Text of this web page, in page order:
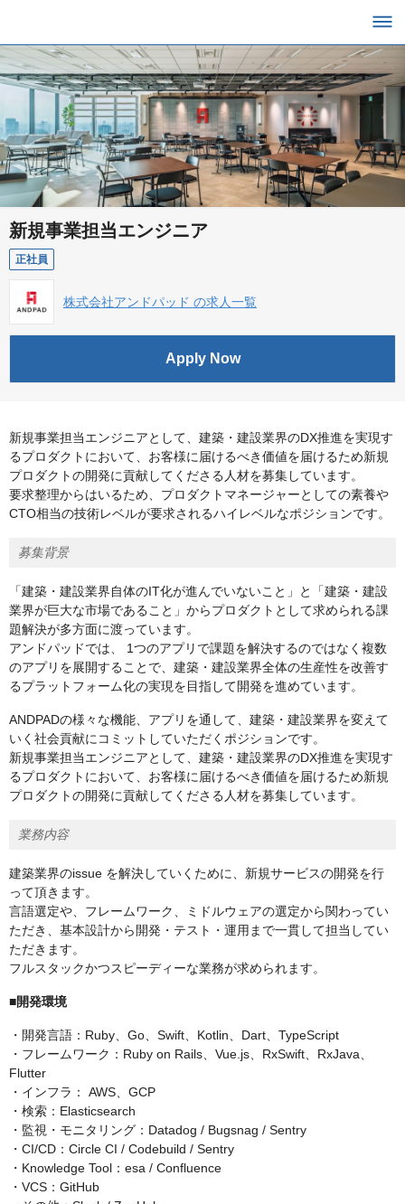
新規事業担当エンジニア
正社員
株式会社アンドパッド の求人一覧
Apply Now
新規事業担当エンジニアとして、建築・建設業界のDX推進を実現す
るプロダクトにおいて、お客様に届けるべき価値を届けるため新規
プロダクトの開発に貢献してくださる人材を募集しています。
要求整理からはいるため、プロダクトマネージャーとしての素養や
CTO相当の技術レベルが要求されるハイレベルなポジションです。
募集背景
「建築・建設業界自体のIT化が進んでいないこと」と「建築・建設
業界が巨大な市場であること」からプロダクトとして求められる課
題解決が多方面に渡っています。
アンドパッドでは、 1つのアプリで課題を解決するのではなく複数
のアプリを展開することで、建築・建設業界全体の生産性を改善す
るプラットフォーム化の実現を目指して開発を進めています。
ANDPADの様々な機能、アプリを通して、建築・建設業界を変えて
いく社会貢献にコミットしていただくポジションです。
新規事業担当エンジニアとして、建築・建設業界のDX推進を実現す
るプロダクトにおいて、お客様に届けるべき価値を届けるため新規
プロダクトの開発に貢献してくださる人材を募集しています。
業務内容
建築業界のissue を解決していくために、新規サービスの開発を行
って頂きます。
言語選定や、フレームワーク、ミドルウェアの選定から関わってい
ただき、基本設計から開発・テスト・運用まで一貫して担当してい
ただきます。
フルスタックかつスピーディーな業務が求められます。
■開発環境
・開発言語：Ruby、Go、Swift、Kotlin、Dart、TypeScript
・フレームワーク：Ruby on Rails、Vue.js、RxSwift、RxJava、
Flutter
・インフラ： AWS、GCP
・検索：Elasticsearch
・監視・モニタリング：Datadog / Bugsnag / Sentry
・CI/CD：Circle CI / Codebuild / Sentry
・Knowledge Tool：esa / Confluence
・VCS：GitHub